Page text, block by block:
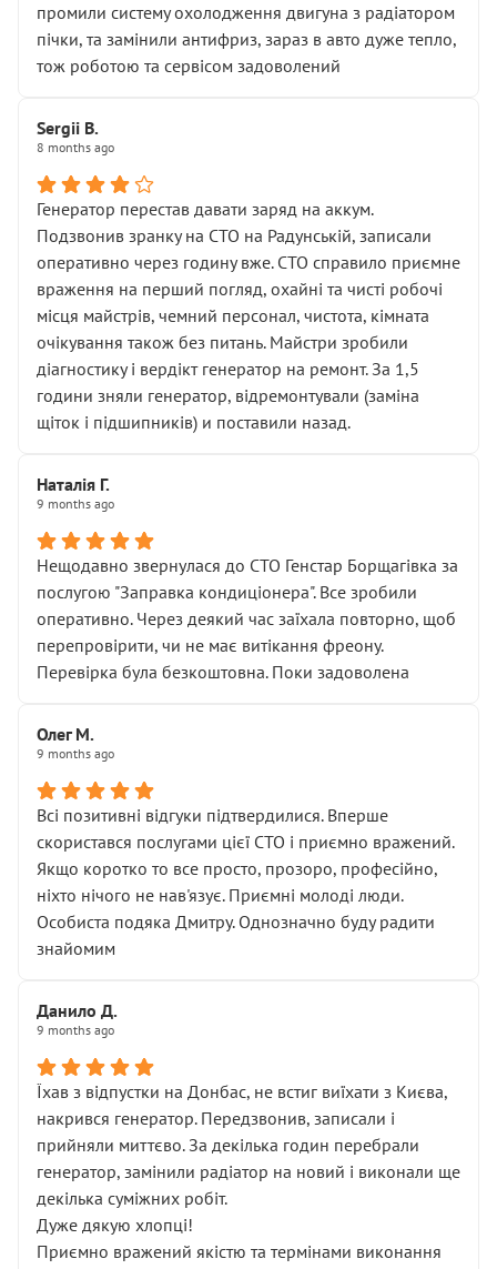
промили систему охолодження двигуна з радіатором
пічки, та замінили антифриз, зараз в авто дуже тепло,
тож роботою та сервісом задоволений
Sergii B.
8 months ago
Генератор перестав давати заряд на аккум.
Подзвонив зранку на СТО на Радунській, записали
оперативно через годину вже. СТО справило приємне
враження на перший погляд, охайні та чисті робочі
місця майстрів, чемний персонал, чистота, кімната
очікування також без питань. Майстри зробили
діагностику і вердікт генератор на ремонт. За 1,5
години зняли генератор, відремонтували (заміна
щіток і підшипників) и поставили назад.
Наталія Г.
9 months ago
Нещодавно звернулася до СТО Генстар Борщагівка за
послугою "Заправка кондиціонера". Все зробили
оперативно. Через деякий час заїхала повторно, щоб
перепровірити, чи не має витікання фреону.
Перевірка була безкоштовна. Поки задоволена
Олег М.
9 months ago
Всі позитивні відгуки підтвердилися. Вперше
скористався послугами цієї СТО і приємно вражений.
Якщо коротко то все просто, прозоро, професійно,
ніхто нічого не нав'язує. Приємні молоді люди.
Особиста подяка Дмитру. Однозначно буду радити
знайомим
Данило Д.
9 months ago
Їхав з відпустки на Донбас, не встиг виїхати з Києва,
накрився генератор. Передзвонив, записали і
прийняли миттєво. За декілька годин перебрали
генератор, замінили радіатор на новий і виконали ще
декілька суміжних робіт.
Дуже дякую хлопці!
Приємно вражений якістю та термінами виконання